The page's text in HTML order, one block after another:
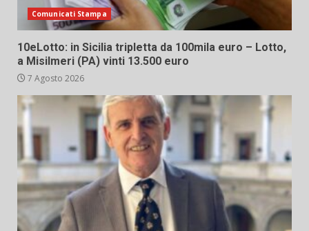
Comunicati Stampa
10eLotto: in Sicilia tripletta da 100mila euro – Lotto,
a Misilmeri (PA) vinti 13.500 euro
7 Agosto 2026